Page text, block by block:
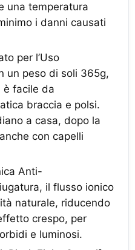
una temperatura
i danni causati
per l’Uso
un peso di soli 365g,
è facile da
braccia e polsi.
a casa, dopo la
con capelli
Anti-
il flusso ionico
naturale, riducendo
crespo, per
e luminosi.